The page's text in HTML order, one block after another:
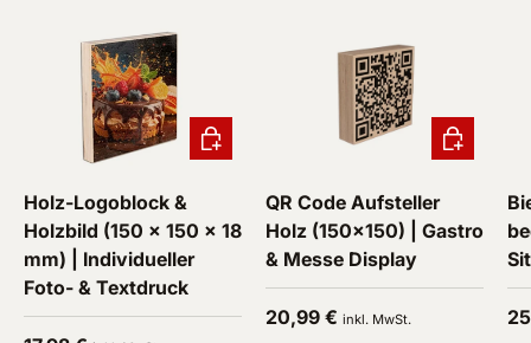
Holz-Logoblock &
Holzbild (150 x 150 x 18
mm) | Individueller
Foto- & Textdruck
In den Warenkorb
QR Code Aufsteller
Holz (150x150) | Gastro
& Messe Display
Normaler Preis
20,99 € inkl. MwSt.
In den